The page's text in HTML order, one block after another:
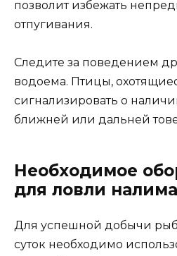
позволит избежать
отпугивания.
Следите за поведением
водоема. Птицы,
сигнализировать о
ближней или дальней
Необходимое
для ловли
Для успешной добычи
суток необходимо